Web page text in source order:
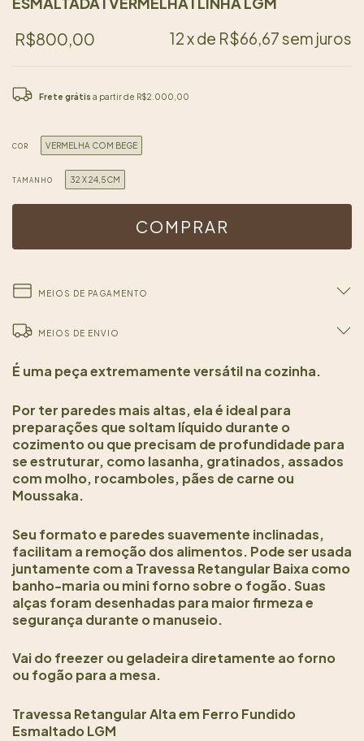
R$800,00 12x de R$66,67sem juros
Frete grátis a partir de R$2.000,00
COR VERMELHA COM BEGE
TAMANHO 32 X 24,5CM
MEIOS DE PAGAMENTO
MEIOS DE ENVIO
É uma peça extremamente versátil na cozinha.
Por ter paredes mais altas, ela é ideal para
preparações que soltam líquido durante o
cozimento ou que precisam de profundidade para
se estruturar, como lasanha, gratinados, assados
com molho, rocamboles, pães de carne ou
Moussaka.
Seu formato e paredes suavemente inclinadas,
facilitam a remoção dos alimentos. Pode ser usada
juntamente com a Travessa Retangular Baixa como
banho-maria ou mini forno sobre o fogão. Suas
alças foram desenhadas para maior firmeza e
segurança durante o manuseio.
Vai do freezer ou geladeira diretamente ao forno
ou fogão para a mesa.
Travessa Retangular Alta em Ferro Fundido
Esmaltado LGM